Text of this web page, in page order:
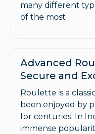
many different
of the most
Advanced
Secure and
Roulette is a
been enjoyed by
for centuries. In
immense